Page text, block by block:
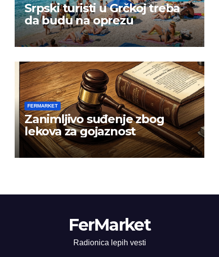
Srpski turisti u Grčkoj treba
da budu na oprezu
FERMARKET
Zanimljivo suđenje zbog
lekova za gojaznost
FerMarket
Radionica lepih vesti